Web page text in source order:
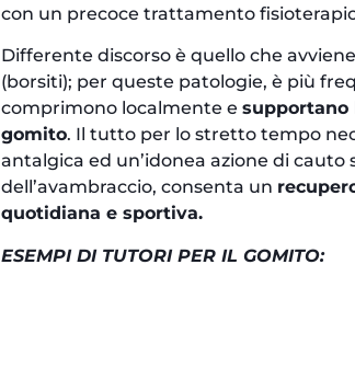
con un precoce trattamento
Differente discorso è quello che avviene
(borsiti); per queste patologie, è più
comprimono localmente esupportano
gomito. Il tutto per lo stretto tempo
antalgica ed un’idonea azione di
dell’avambraccio, consenta un
quotidiana e sportiva.
ESEMPI DI TUTORI PER IL GOMITO: